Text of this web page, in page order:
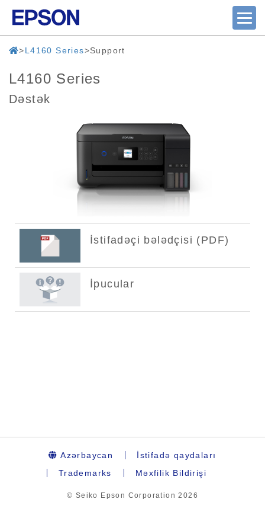
L4160 Series Support
L4160 Series
Dəstək
Azərbaycan
İstifadə qaydaları
Trademarks
Məxfilik Bildirişi
© Seiko Epson Corporation2026